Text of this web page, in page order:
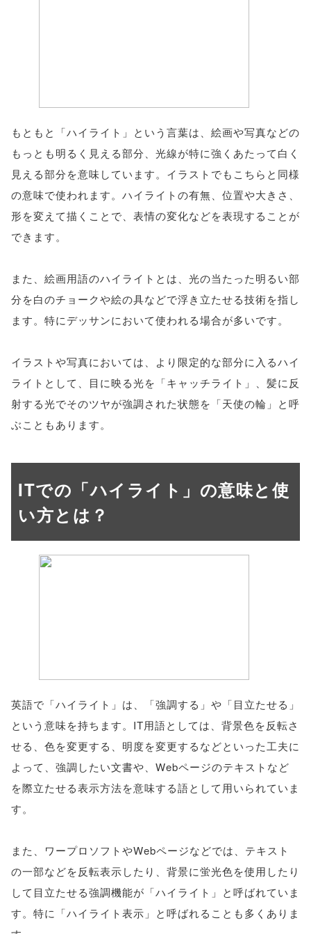
もともと「ハイライト」という言葉は、絵画や写真などの
もっとも明るく見える部分、光線が特に強くあたって白く
見える部分を意味しています。イラストでもこちらと同様
の意味で使われます。ハイライトの有無、位置や大きさ、
形を変えて描くことで、表情の変化などを表現することが
できます。
また、絵画用語のハイライトとは、光の当たった明るい部
分を白のチョークや絵の具などで浮き立たせる技術を指し
ます。特にデッサンにおいて使われる場合が多いです。
イラストや写真においては、より限定的な部分に入るハイ
ライトとして、目に映る光を「キャッチライト」、髪に反
射する光でそのツヤが強調された状態を「天使の輪」と呼
ぶこともあります。
ITでの「ハイライト」の意味と使
い方とは？
英語で「ハイライト」は、「強調する」や「目立たせる」
という意味を持ちます。IT用語としては、背景色を反転さ
せる、色を変更する、明度を変更するなどといった工夫に
よって、強調したい文書や、Webページのテキストなど
を際立たせる表示方法を意味する語として用いられていま
す。
また、ワープロソフトやWebページなどでは、テキスト
の一部などを反転表示したり、背景に蛍光色を使用したり
して目立たせる強調機能が「ハイライト」と呼ばれていま
す。特に「ハイライト表示」と呼ばれることも多くありま